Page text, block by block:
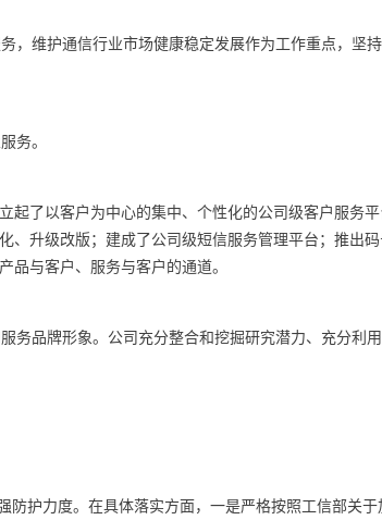
维护通信行业市场健康稳定发展作为工作重点，坚
务。
了以客户为中心的集中、个性化的公司级客户服务平
升级改版；建成了公司级短信服务管理平台；推出
与客户、服务与客户的通道。
品牌形象。公司充分整合和挖掘研究潜力、充分利
护力度。在具体落实方面，一是严格按照工信部关